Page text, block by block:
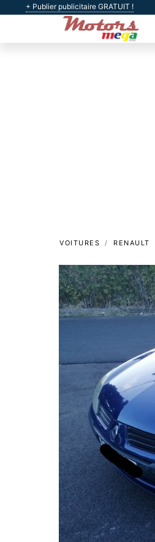
+ Publier publicitaire GRATUIT !
VOITURES RENAULT